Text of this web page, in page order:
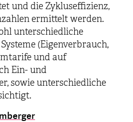
und die Zykluseffizienz,
ermittelt werden.
unterschiedliche
(Eigenverbrauch,
und auf
Ein- und
sowie unterschiedliche